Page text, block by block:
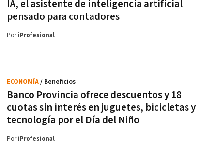
IA, el asistente de inteligencia artificial
pensado para contadores
PoriProfesional
Banco Provincia ofrece descuentos y 18
cuotas sin interés en juguetes, bicicletas y
tecnología por el Día del Niño
ECONOMÍA/ Beneficios
PoriProfesional